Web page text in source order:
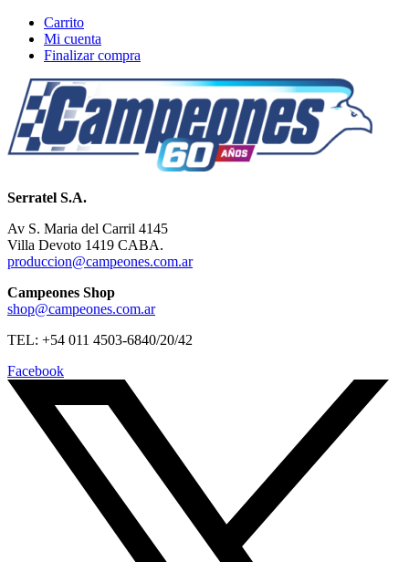
Carrito
Mi cuenta
Finalizar compra
Serratel S.A.
Av S. Maria del Carril 4145
Villa Devoto 1419 CABA.
produccion@campeones.com.ar
Campeones Shop
shop@campeones.com.ar
TEL: +54 011 4503-6840/20/42
Facebook